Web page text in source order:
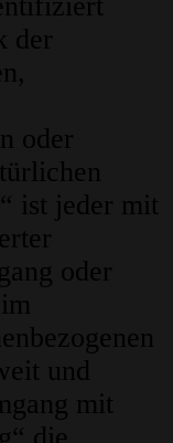
der
oder
ist jeder mit
oder
und
mit